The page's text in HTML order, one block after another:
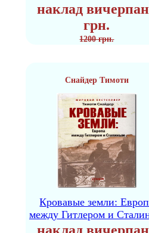
наклад
грн.
1200 грн.
Снайдер Тимоти
Кровавые земли:
между Гитлером и